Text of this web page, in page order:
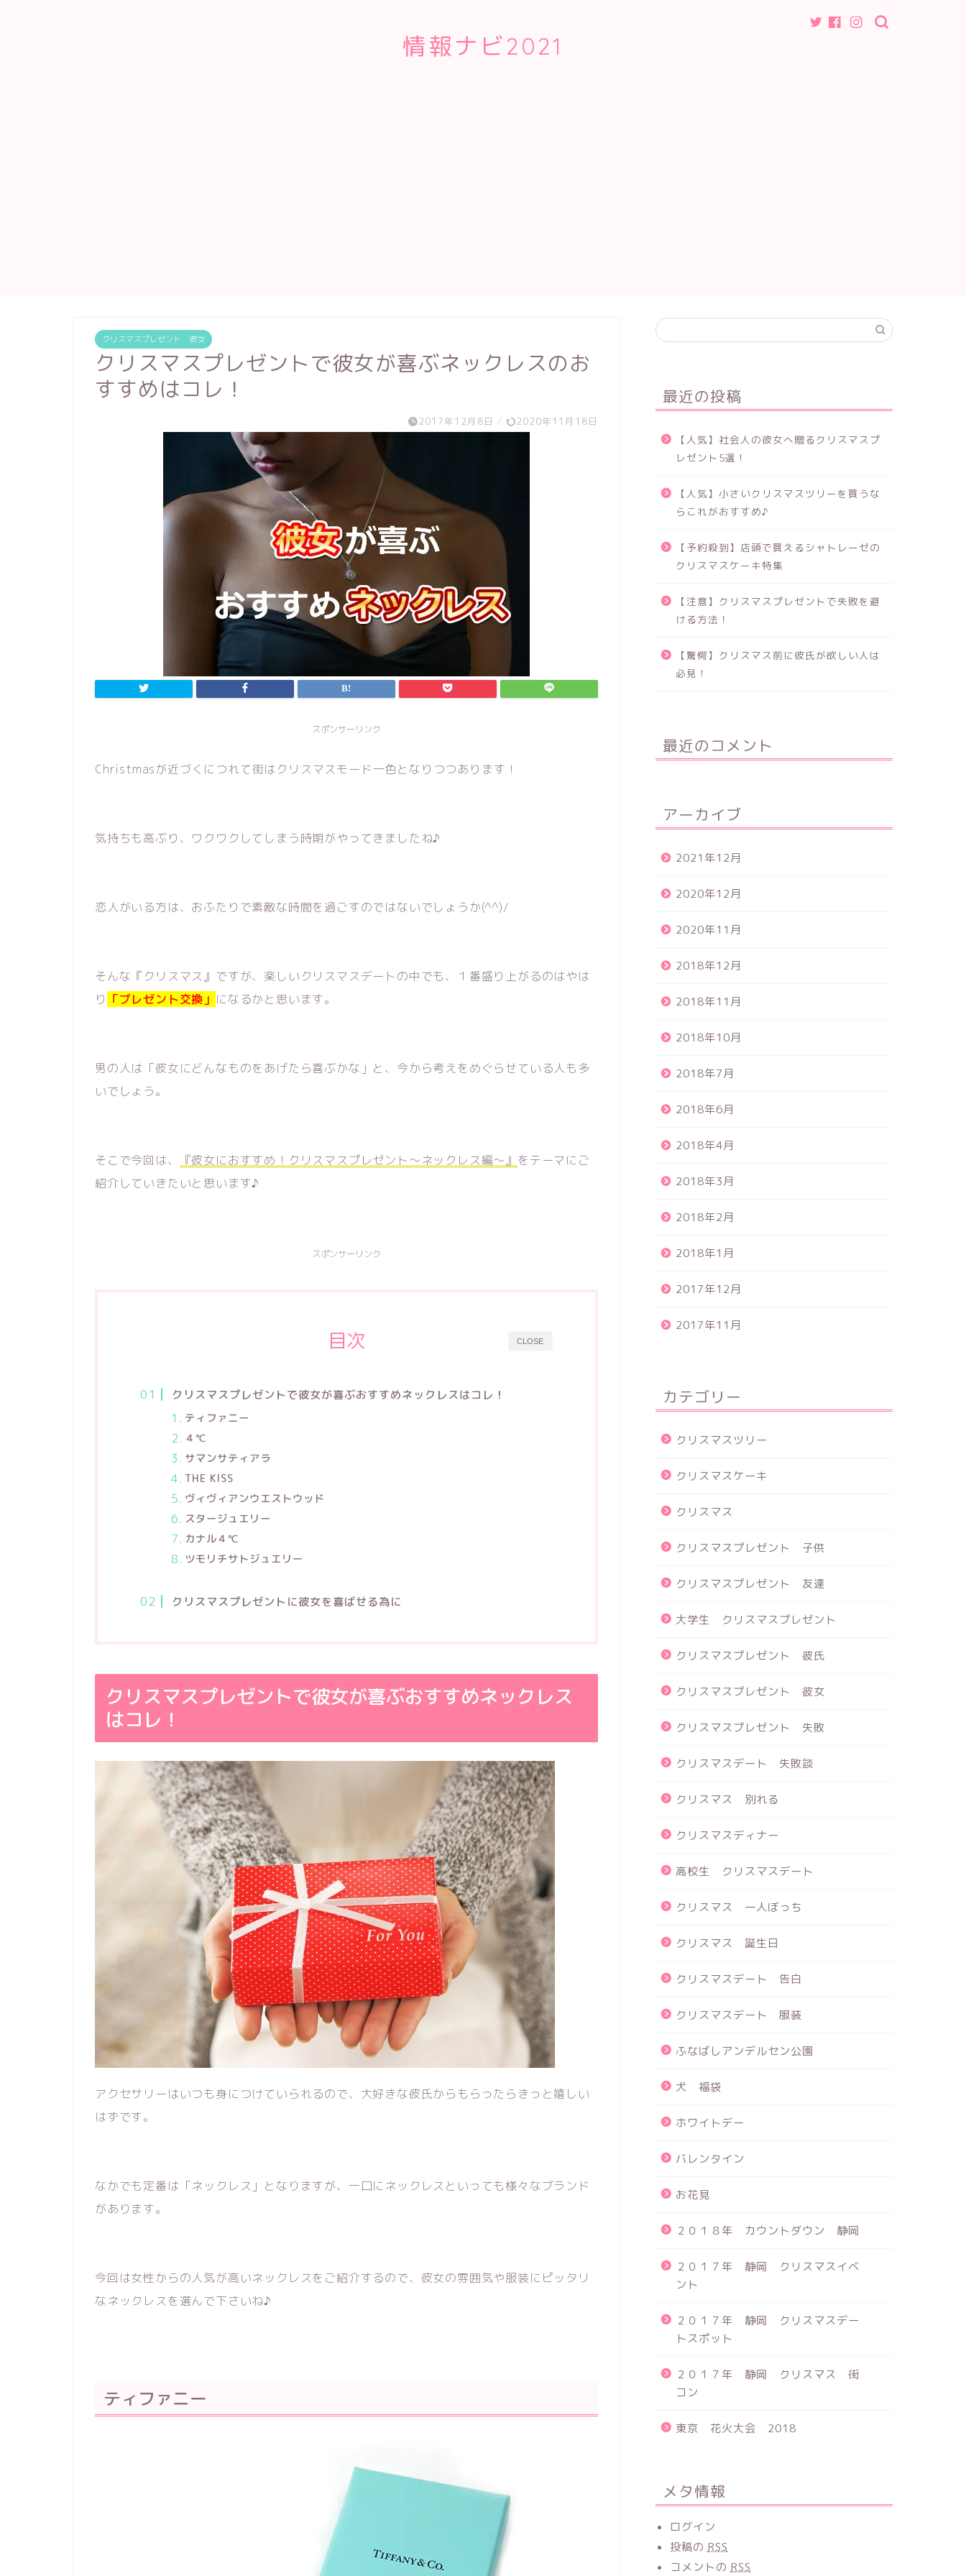
情報ナビ2021
クリスマスプレゼント 彼女
クリスマスプレゼントで彼女が喜ぶネックレスのお
すすめはコレ！
2017年12月8日 / 2020年11月18日
スポンサーリンク
Christmasが近づくにつれて街はクリスマスモード一色となりつつあります！
気持ちも高ぶり、ワクワクしてしまう時期がやってきましたね♪
恋人がいる方は、おふたりで素敵な時間を過ごすのではないでしょうか(^^)/
そんな『クリスマス』ですが、楽しいクリスマスデートの中でも、１番盛り上がるのはやは
り 「プレゼント交換」 になるかと思います。
男の人は「彼女にどんなものをあげたら喜ぶかな」と、今から考えをめぐらせている人も多
いでしょう。
そこで今回は、 『彼女におすすめ！クリスマスプレゼント～ネックレス編～』 をテーマにご
紹介していきたいと思います♪
スポンサーリンク
CLOSE
目次
クリスマスプレゼントで彼女が喜ぶおすすめネックレスはコレ！
ティファニー
４℃
サマンサティアラ
THE KISS
ヴィヴィアンウエストウッド
スタージュエリー
カナル４℃
ツモリチサトジュエリー
クリスマスプレゼントに彼女を喜ばせる為に
クリスマスプレゼントで彼女が喜ぶおすすめネックレス
はコレ！
アクセサリーはいつも身につけていられるので、大好きな彼氏からもらったらきっと嬉しい
はずです。
なかでも定番は「ネックレス」となりますが、一口にネックレスといっても様々なブランド
があります。
今回は女性からの人気が高いネックレスをご紹介するので、彼女の雰囲気や服装にピッタリ
なネックレスを選んで下さいね♪
ティファニー
最近の投稿
【人気】社会人の彼女へ贈るクリスマスプ
レゼント5選！
【人気】小さいクリスマスツリーを買うな
らこれがおすすめ♪
【予約殺到】店頭で買えるシャトレーゼの
クリスマスケーキ特集
【注意】クリスマスプレゼントで失敗を避
ける方法！
【驚愕】クリスマス前に彼氏が欲しい人は
必見！
最近のコメント
アーカイブ
2021年12月
2020年12月
2020年11月
2018年12月
2018年11月
2018年10月
2018年7月
2018年6月
2018年4月
2018年3月
2018年2月
2018年1月
2017年12月
2017年11月
カテゴリー
クリスマスツリー
クリスマスケーキ
クリスマス
クリスマスプレゼント 子供
クリスマスプレゼント 友達
大学生 クリスマスプレゼント
クリスマスプレゼント 彼氏
クリスマスプレゼント 彼女
クリスマスプレゼント 失敗
クリスマスデート 失敗談
クリスマス 別れる
クリスマスディナー
高校生 クリスマスデート
クリスマス 一人ぼっち
クリスマス 誕生日
クリスマスデート 告白
クリスマスデート 服装
ふなばしアンデルセン公園
犬 福袋
ホワイトデー
バレンタイン
お花見
２０１８年 カウントダウン 静岡
２０１７年 静岡 クリスマスイベ
ント
２０１７年 静岡 クリスマスデー
トスポット
２０１７年 静岡 クリスマス 街
コン
東京 花火大会 2018
メタ情報
ログイン
投稿の RSS
コメントの RSS